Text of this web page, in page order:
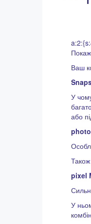
Ваш
У
або
pixel
У